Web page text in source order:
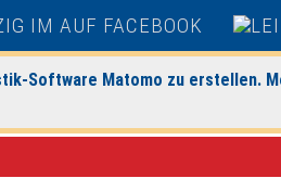
Software Matomo zu erstellen.